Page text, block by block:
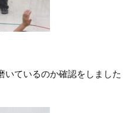
いているのか確認をしました